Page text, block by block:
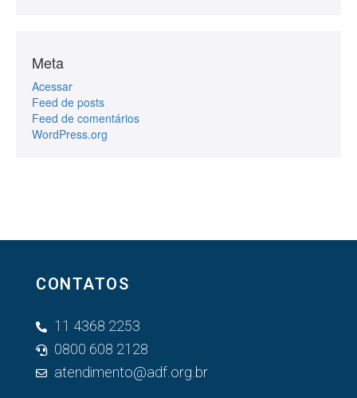
Meta
Acessar
Feed de posts
Feed de comentários
WordPress.org
CONTATOS
11 4368 2253
0800 608 2128
atendimento@adf.org.br